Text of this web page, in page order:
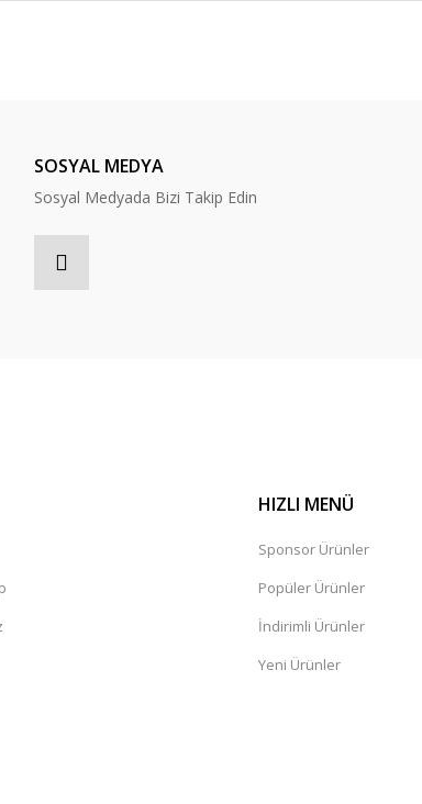
SOSYAL MEDYA
Sosyal Medyada Bizi Takip Edin
HIZLI MENÜ
Sponsor Ürünler
Popüler Ürünler
İndirimli Ürünler
Yeni Ürünler